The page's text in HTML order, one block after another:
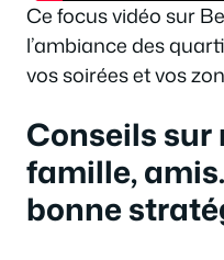
Ce focus vidéo sur
l’ambiance des
vos soirées et vos
Conseils sur
famille,
bonne